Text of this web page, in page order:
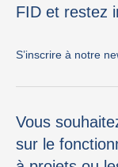
FID et restez
S’inscrire à notre
Vous
sur le